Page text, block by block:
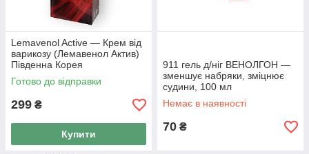
Lemavenol Active — Крем від
варикозу (Лемавенол Актив)
Південна Корея
Готово до відправки
299 ₴
Купити
911 гель д/ніг ВЕНОЛГОН —
зменшує набряки, зміцнює
судини, 100 мл
Немає в наявності
70 ₴